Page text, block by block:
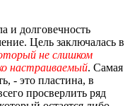
и долговечность
Цель заключалась в
не слишком
настраиваемый. Самая
- это пластина, в
просверлить ряд